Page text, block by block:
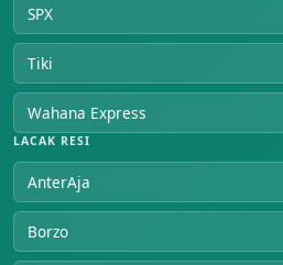
SPX
Tiki
Wahana Express
LACAK RESI
AnterAja
Borzo